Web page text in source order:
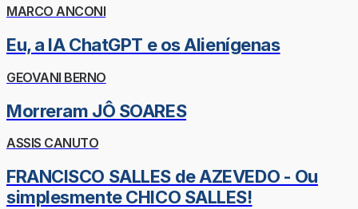
MARCO ANCONI
Eu, a IA ChatGPT e os Alienígenas
GEOVANI BERNO
Morreram JÔ SOARES
ASSIS CANUTO
FRANCISCO SALLES de AZEVEDO - Ou
simplesmente CHICO SALLES!